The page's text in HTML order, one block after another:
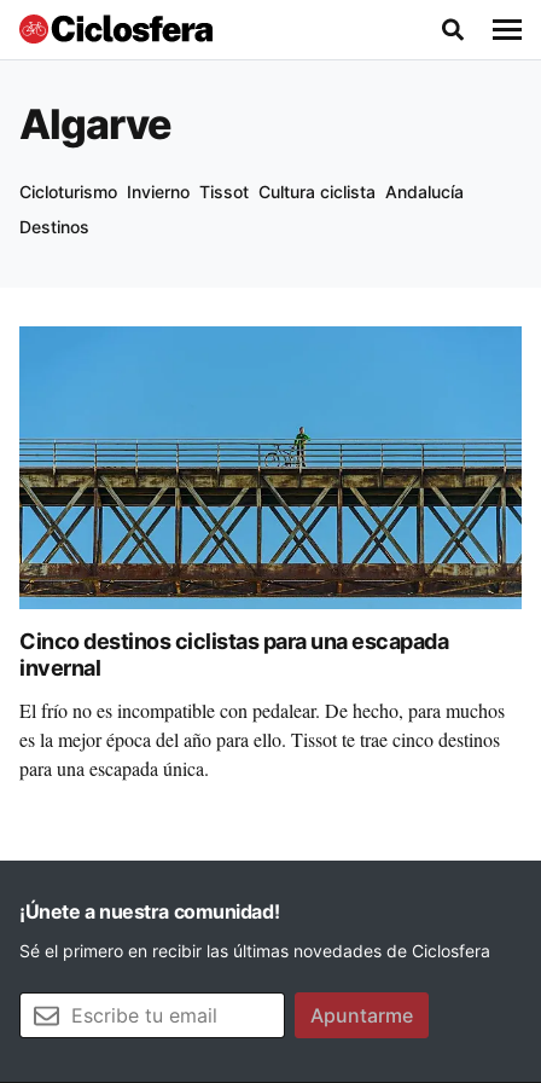
Algarve
Cicloturismo Invierno Tissot Cultura ciclista Andalucía
Destinos
Cinco destinos ciclistas para una escapada
invernal
El frío no es incompatible con pedalear. De hecho, para muchos
es la mejor época del año para ello. Tissot te trae cinco destinos
para una escapada única.
¡Únete a nuestra comunidad!
Sé el primero en recibir las últimas novedades de Ciclosfera
Tu email Apuntarme